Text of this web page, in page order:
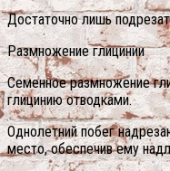
Достаточно лишь
Размножение глицинии
Семенное размножение
глицинию отводками.
Однолетний побег
место, обеспечив ему